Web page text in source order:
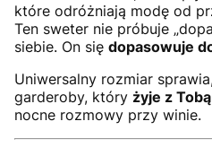
które odróżniają modę od
Ten sweter nie próbuje
siebie. On się dopasowuje
Uniwersalny rozmiar
garderoby, który żyje z Tobą
nocne rozmowy przy winie.